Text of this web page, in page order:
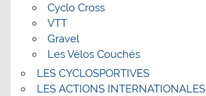
Cyclo Cross
VTT
Gravel
Les Vélos Couchés
LES CYCLOSPORTIVES
LES ACTIONS INTERNATIONALES